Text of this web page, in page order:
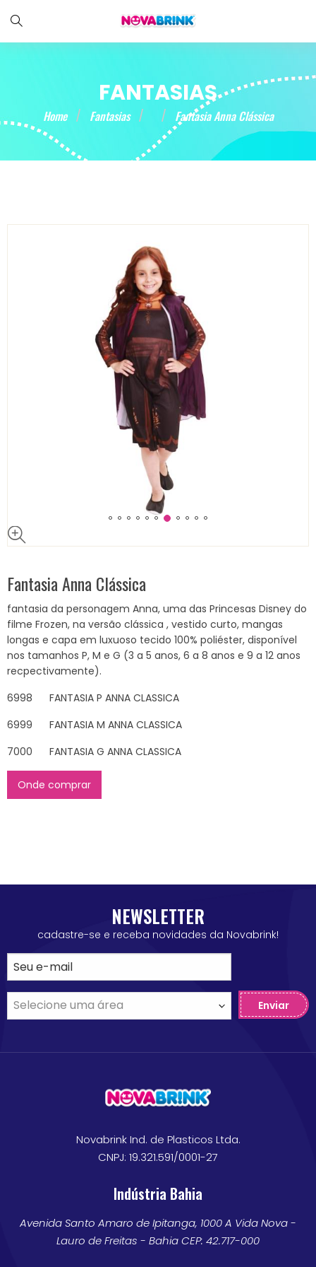
FANTASIAS
Home Fantasias Fantasia Anna Clássica
Fantasia Anna Clássica
fantasia da personagem Anna, uma das Princesas Disney do
filme Frozen, na versão clássica , vestido curto, mangas
longas e capa em luxuoso tecido 100% poliéster, disponível
nos tamanhos P, M e G (3 a 5 anos, 6 a 8 anos e 9 a 12 anos
recpectivamente).
6998 FANTASIA P ANNA CLASSICA
6999 FANTASIA M ANNA CLASSICA
7000 FANTASIA G ANNA CLASSICA
Onde comprar
NEWSLETTER
cadastre-se e receba novidades da Novabrink!
Enviar
Novabrink Ind. de Plasticos Ltda.
CNPJ: 19.321.591/0001-27
Indústria Bahia
Avenida Santo Amaro de Ipitanga, 1000 A Vida Nova -
Lauro de Freitas - Bahia CEP: 42.717-000